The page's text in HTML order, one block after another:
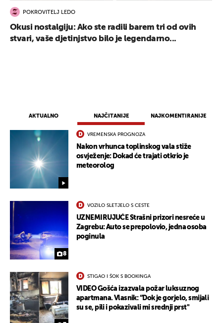
AKTUALNO NAJČITANIJE NAJKOMENTIRANIJE
VREMENSKA PROGNOZA
Nakon vrhunca toplinskog vala stiže
osvježenje: Dokad će trajati otkrio je
meteorolog
8
VOZILO SLETJELO S CESTE
UZNEMIRUJUĆE Strašni prizori nesreće u
Zagrebu: Auto se prepolovio, jedna osoba
poginula
STIGAO I ŠOK S BOOKINGA
VIDEO Gošća izazvala požar luksuznog
apartmana. Vlasnik: “Dok je gorjelo, smijali
su se, pili i pokazivali mi srednji prst"
POKROVITELJ LEDO
Okusi nostalgiju: Ako ste radili barem tri od ovih
stvari, vaše djetinjstvo bilo je legendarno...